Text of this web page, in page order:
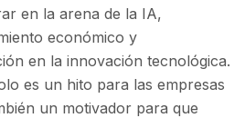
en la arena de la IA,
económico y
en la innovación tecnológica.
es un hito para las empresas
un motivador para que